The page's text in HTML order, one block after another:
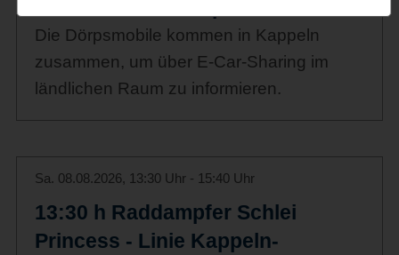
Die Dörpsmobile kommen in Kappeln
zusammen, um über E-Car-Sharing im
ländlichen Raum zu informieren.
Sa. 08.08.2026, 13:30 Uhr - 15:40 Uhr
13:30 h Raddampfer Schlei
Princess - Linie Kappeln-